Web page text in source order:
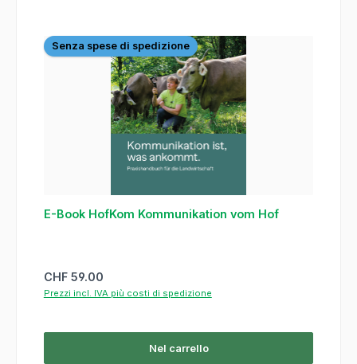
Senza spese di spedizione
E-Book HofKom Kommunikation vom Hof
Prezzo normale:
CHF 59.00
Prezzi incl. IVA più costi di spedizione
Nel carrello